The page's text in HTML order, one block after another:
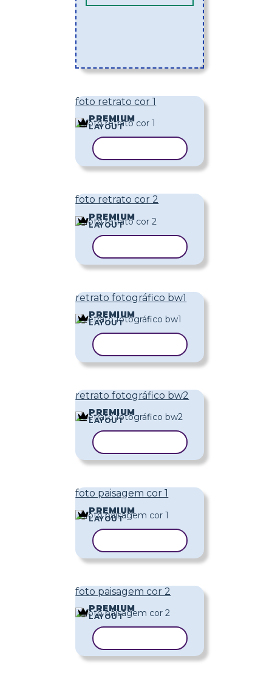
foto retrato cor 1
PREMIUM
LAYOUT
foto retrato cor 2
PREMIUM
LAYOUT
retrato fotográfico bw1
PREMIUM
LAYOUT
retrato fotográfico bw2
PREMIUM
LAYOUT
foto paisagem cor 1
PREMIUM
LAYOUT
foto paisagem cor 2
PREMIUM
LAYOUT